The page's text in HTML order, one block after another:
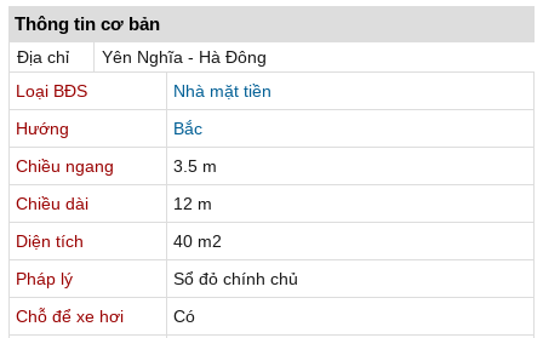
Thông tin cơ bản
Địa chỉ
Yên Nghĩa - Hà Đông
Loại BĐS
Nhà mặt tiền
Hướng
Bắc
Chiều ngang
3.5 m
Chiều dài
12 m
Diện tích
40 m2
Pháp lý
Sổ đỏ chính chủ
Chỗ để xe hơi
Có